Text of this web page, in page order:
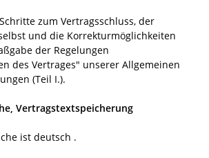
zum Vertragsschluss, der
und die Korrekturmöglichkeiten
der Regelungen
des Vertrages" unserer Allgemeinen
(Teil I.).
Vertragstextspeicherung
ist deutsch .